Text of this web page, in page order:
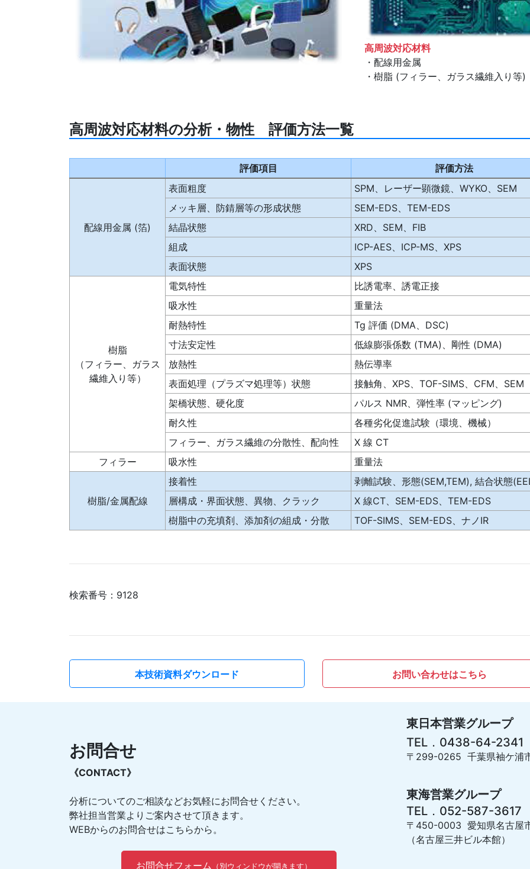
高周波対応材料
・配線用金属
・樹脂 (フィラー、ガラス繊維入り等)
高周波対応材料の分析・物性 評価方法一覧
評価項目 評価方法
配線用金属 (箔)
表面粗度
SPM、レーザー顕微鏡、WYKO、SEM
メッキ層、防錆層等の形成状態
SEM-EDS、TEM-EDS
結晶状態
XRD、SEM、FIB
組成
ICP-AES、ICP-MS、XPS
表面状態
XPS
樹脂
（フィラー、ガラス
繊維入り等）
電気特性
比誘電率、誘電正接
吸水性
重量法
耐熱特性
Tg 評価 (DMA、DSC)
寸法安定性
低線膨張係数 (TMA)、剛性 (DMA)
放熱性
熱伝導率
表面処理（プラズマ処理等）状態
接触角、XPS、TOF-SIMS、CFM、SEM
架橋状態、硬化度
パルス NMR、弾性率 (マッピング)
耐久性
各種劣化促進試験（環境、機械）
フィラー、ガラス繊維の分散性、配向性
X 線 CT
フィラー
吸水性 重量法
樹脂/金属配線
接着性
剥離試験、形態(SEM,TEM), 結合状態
層構成・界面状態、異物、クラック
X 線CT、SEM-EDS、TEM-EDS
樹脂中の充填剤、添加剤の組成・分散
TOF-SIMS、SEM-EDS、ナノIR
検索番号：9128
本技術資料ダウンロード お問い合わせはこちら
お問合せ
《CONTACT》
分析についてのご相談などお気軽にお問合せください。
弊社担当営業よりご案内させて頂きます。
WEBからのお問合せはこちらから。
お問合せフォーム （別ウィンドウが開きます）
東日本営業グループ
TEL．0438-64-
〒299-0265 千葉県袖ケ浦
東海営業グループ
TEL．052-587-
〒450-0003 愛知県名古屋
（名古屋三井ビル本館）